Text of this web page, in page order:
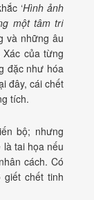
‘Hình ảnh
một tâm trí
và những âu
của từng
đặc như hóa
đây, cái chết
tích.
bộ; nhưng
tai họa nếu
cách. Có
chết tinh